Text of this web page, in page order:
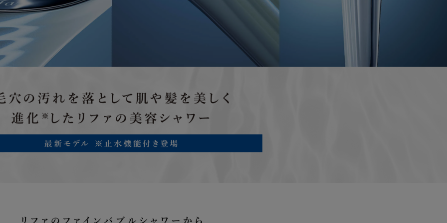
故障
製品の取扱説明書に記載されている使用上の注意等に従い正常
に使用したにもかかわらず本製品が正常に機能しなくなった場
合
故障
ご加入いただいたお客様または第三者の故意または重過失によ
に機能しなくなった場合
但し次に掲げる場合は、保証の対象外とします。
(1) 本製品の盗難、紛失の場合
(2) 地震、津波、噴火に起因する場合
(3) 本製品において損害を確認することができない場合
(4) 本製品の、機能および使用の際に影響のない外観上のキズ、汚れ、液晶の